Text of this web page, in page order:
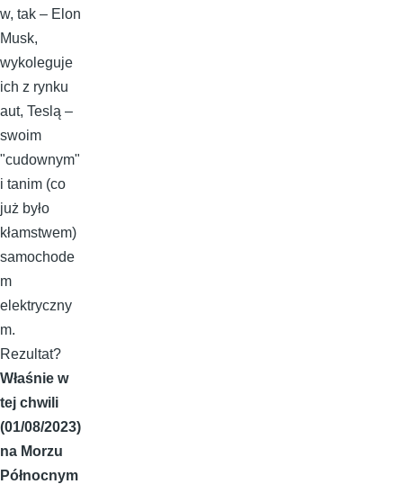
w, tak – Elon
Musk,
wykoleguje
ich z rynku
aut, Teslą –
swoim
"cudownym"
i tanim (co
już było
kłamstwem)
samochode
m
elektryczny
m.
Rezultat?
Właśnie w
tej chwili
(01/08/2023)
na Morzu
Północnym